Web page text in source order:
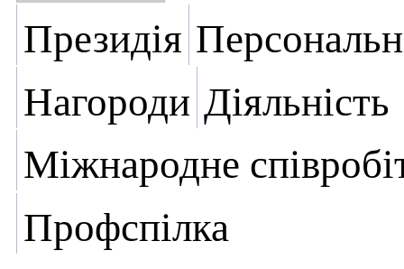
Президія
Нагороди Діяльність
Міжнародне
Профспілка